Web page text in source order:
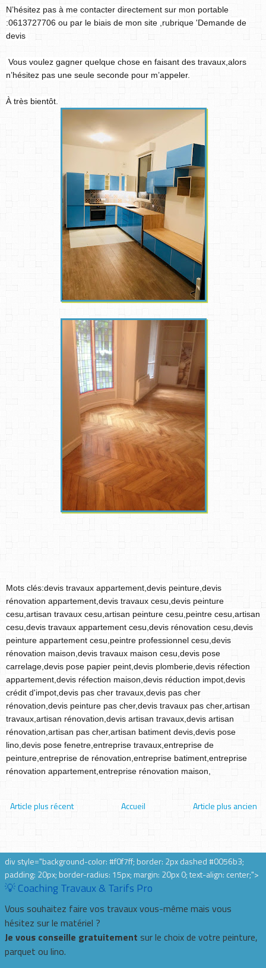
N’hésitez pas à me contacter directement sur mon portable
:0613727706 ou par le biais de mon site ,rubrique 'Demande de
devis
Vous voulez gagner quelque chose en faisant des travaux,alors
n’hésitez pas une seule seconde pour m’appeler.
À très bientôt.
Mots clés:devis travaux appartement,devis peinture,devis
rénovation appartement,devis travaux cesu,devis peinture
cesu,artisan travaux cesu,artisan peinture cesu,peintre cesu,artisan
cesu,devis travaux appartement cesu,devis rénovation cesu,devis
peinture appartement cesu,peintre professionnel cesu,devis
rénovation maison,devis travaux maison cesu,devis pose
carrelage,devis pose papier peint,devis plomberie,devis réfection
appartement,devis réfection maison,devis réduction impot,devis
crédit d'impot,devis pas cher travaux,devis pas cher
rénovation,devis peinture pas cher,devis travaux pas cher,artisan
travaux,artisan rénovation,devis artisan travaux,devis artisan
rénovation,artisan pas cher,artisan batiment devis,devis pose
lino,devis pose fenetre,entreprise travaux,entreprise de
peinture,entreprise de rénovation,entreprise batiment,entreprise
rénovation appartement,entreprise rénovation maison,
Article plus récent Article plus ancien
Accueil
div style="background-color: #f0f7ff; border: 2px dashed #0056b3;
padding: 20px; border-radius: 15px; margin: 20px 0; text-align: center;">
💡 Coaching Travaux & Tarifs Pro
Vous souhaitez faire vos travaux vous-même mais vous
hésitez sur le matériel ?
Je vous conseille gratuitement sur le choix de votre peinture,
parquet ou lino.